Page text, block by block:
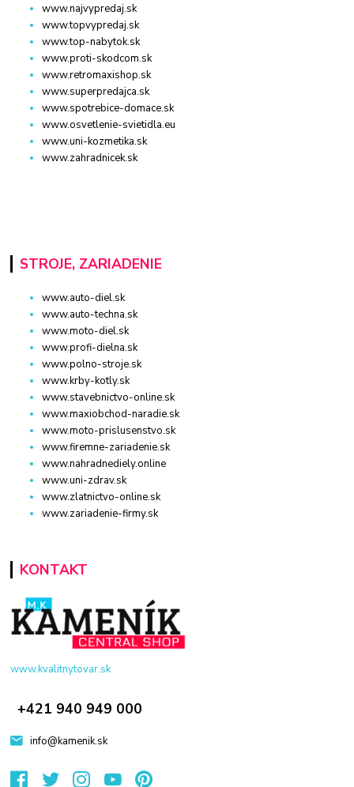
www.najvypredaj.sk
www.topvypredaj.sk
www.top-nabytok.sk
www.proti-skodcom.sk
www.retromaxishop.sk
www.superpredajca.sk
www.spotrebice-domace.sk
www.osvetlenie-svietidla.eu
www.uni-kozmetika.sk
www.zahradnicek.sk
STROJE, ZARIADENIE
www.auto-diel.sk
www.auto-techna.sk
www.moto-diel.sk
www.profi-dielna.sk
www.polno-stroje.sk
www.krby-kotly.sk
www.stavebnictvo-online.sk
www.maxiobchod-naradie.sk
www.moto-prislusenstvo.sk
www.firemne-zariadenie.sk
www.nahradnediely.online
www.uni-zdrav.sk
www.zlatnictvo-online.sk
www.zariadenie-firmy.sk
KONTAKT
www.kvalitnytovar.sk
+421 940 949 000
info@kamenik.sk